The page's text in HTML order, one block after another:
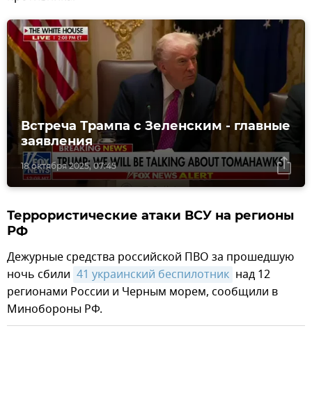
18 октября 2025, 07:45
Встреча Трампа с Зеленским - главные
заявления
Террористические атаки ВСУ на регионы
РФ
Дежурные средства российской ПВО за прошедшую
ночь сбили 41 украинский беспилотник над 12
регионами России и Черным морем, сообщили в
Минобороны РФ.